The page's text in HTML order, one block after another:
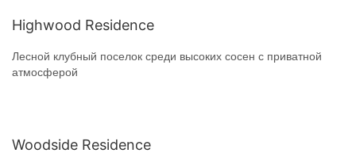
Highwood Residence
Лесной клубный поселок среди высоких сосен с приватной
атмосферой
Woodside Residence